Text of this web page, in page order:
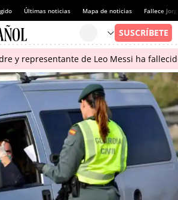
Últimas noticias Mapa de noticias Fallece
y representante de Leo Messi ha